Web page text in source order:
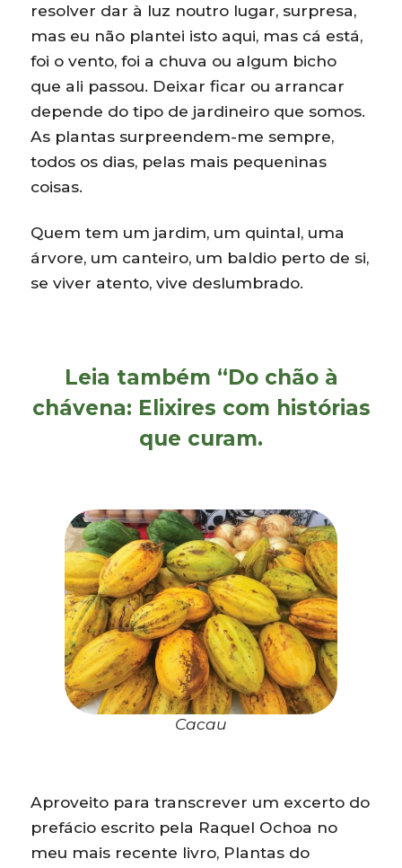
resolver dar à luz noutro lugar, surpresa,
mas eu não plantei isto aqui, mas cá está,
foi o vento, foi a chuva ou algum bicho
que ali passou. Deixar ficar ou arrancar
depende do tipo de jardineiro que somos.
As plantas surpreendem-me sempre,
todos os dias, pelas mais pequeninas
coisas.
Quem tem um jardim, um quintal, uma
árvore, um canteiro, um baldio perto de si,
se viver atento, vive deslumbrado.
Leia também “Do chão à
chávena: Elixires com histórias
que curam.
Cacau
Aproveito para transcrever um excerto do
prefácio escrito pela Raquel Ochoa no
meu mais recente livro, Plantas do